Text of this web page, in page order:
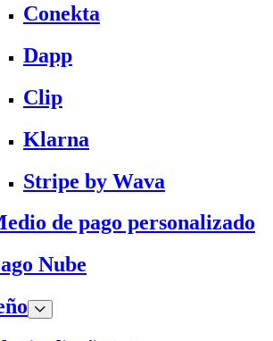
Conekta
Dapp
Clip
Klarna
Stripe by Wava
de pago personalizado
Nube